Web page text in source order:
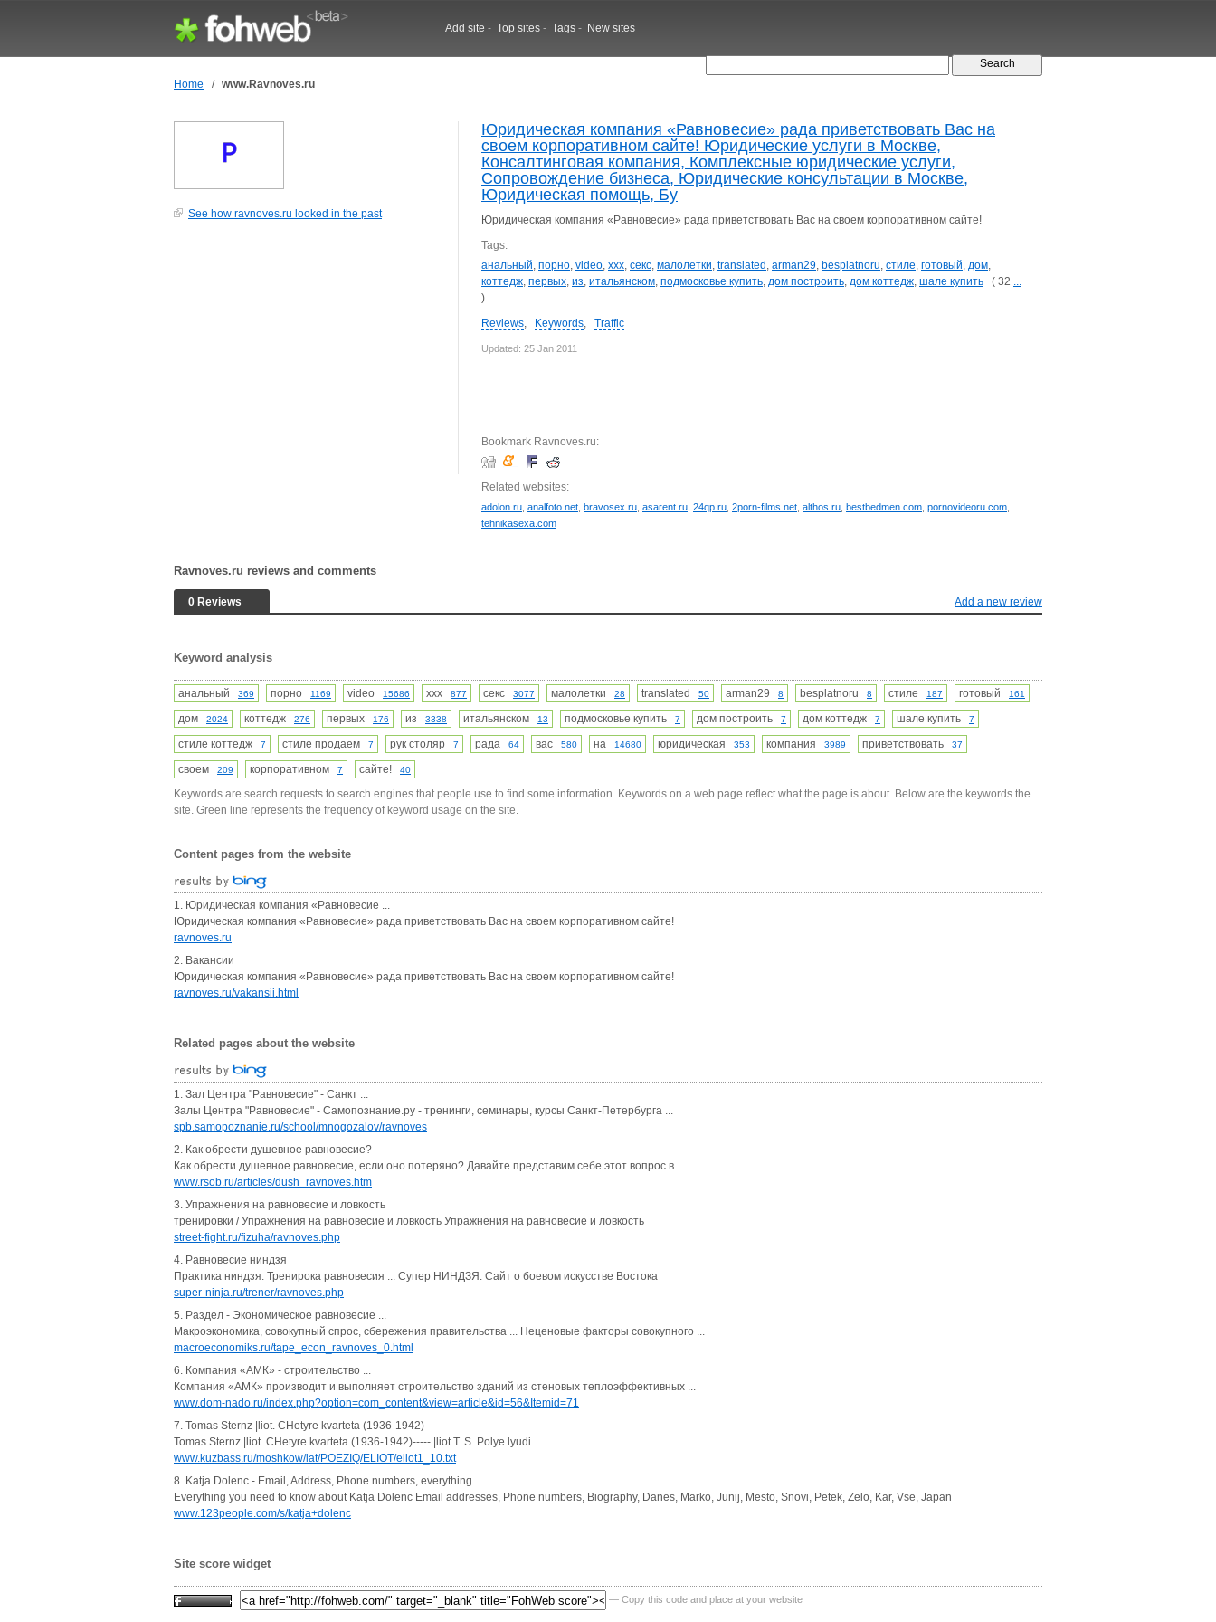
Add site - Top sites - Tags - New sites
Home / www.Ravnoves.ru
See how ravnoves.ru looked in the past
Юридическая компания «Равновесие» рада приветствовать Вас на
своем корпоративном сайте! Юридические услуги в Москве,
Консалтинговая компания, Комплексные юридические услуги,
Сопровождение бизнеса, Юридические консультации в Москве,
Юридическая помощь, Бу
Юридическая компания «Равновесие» рада приветствовать Вас на своем корпоративном сайте!
Tags:
анальный, порно, video, xxx, секс, малолетки, translated , arman29, besplatnoru, стиле, готовый, дом,
коттедж, первых, из, итальянском, подмосковье купить, дом построить, дом коттедж, шале купить ( 32 ...
)
Reviews, Keywords, Traffic
Updated: 25 Jan 2011
Bookmark Ravnoves.ru:
Related websites:
adolon.ru analfoto.net bravosex.ru asarent.ru 24qp.ru 2porn-films.net althos.ru bestbedmen.com pornovideoru.com
tehnikasexa.com
Ravnoves.ru reviews and comments
0 Reviews Add a new review
Keyword analysis
анальный 369 порно 1169 video 15686 xxx 877 секс 3077 малолетки 28 translated 50 arman29 8 besplatnoru 8 стиле 187 готовый 161
дом 2024 коттедж 276 первых 176 из 3338 итальянском 13 подмосковье купить 7 дом построить 7 дом коттедж 7 шале купить 7
стиле коттедж 7 стиле продаем 7 рук столяр 7 рада 64 вас 580 на 14680 юридическая 353 компания 3989 приветствовать 37
своем 209 корпоративном 7 сайте! 40
Keywords are search requests to search engines that people use to find some information. Keywords on a web page reflect what the page is about. Below are the keywords the
site. Green line represents the frequency of keyword usage on the site.
Content pages from the website
1. Юридическая компания «Равновесие ...
Юридическая компания «Равновесие» рада приветствовать Вас на своем корпоративном сайте!
ravnoves.ru
2. Вакансии
Юридическая компания «Равновесие» рада приветствовать Вас на своем корпоративном сайте!
ravnoves.ru/vakansii.html
Related pages about the website
1. Зал Центра "Равновесие" - Санкт ...
Залы Центра "Равновесие" - Самопознание.ру - тренинги, семинары, курсы Санкт-Петербурга ...
spb.samopoznanie.ru/school/mnogozalov/ravnoves
2. Как обрести душевное равновесие?
Как обрести душевное равновесие, если оно потеряно? Давайте представим себе этот вопрос в ...
www.rsob.ru/articles/dush_ravnoves.htm
3. Упражнения на равновесие и ловкость
тренировки / Упражнения на равновесие и ловкость Упражнения на равновесие и ловкость
street-fight.ru/fizuha/ravnoves.php
4. Равновесие ниндзя
Практика ниндзя. Тренирока равновесия ... Супер НИНДЗЯ. Сайт о боевом искусстве Востока
super-ninja.ru/trener/ravnoves.php
5. Раздел - Экономическое равновесие ...
Макроэкономика, совокупный спрос, сбережения правительства ... Неценовые факторы совокупного ...
macroeconomiks.ru/tape_econ_ravnoves_0.html
6. Компания «АМК» - строительство ...
Компания «АМК» производит и выполняет строительство зданий из стеновых теплоэффективных ...
www.dom-nado.ru/index.php?option=com_content&view=article&id=56&Itemid=71
7. Tomas Sternz |liot. CHetyre kvarteta (1936-1942)
Tomas Sternz |liot. CHetyre kvarteta (1936-1942)----- |liot T. S. Polye lyudi.
www.kuzbass.ru/moshkow/lat/POEZIQ/ELIOT/eliot1_10.txt
8. Katja Dolenc - Email, Address, Phone numbers, everything ...
Everything you need to know about Katja Dolenc Email addresses, Phone numbers, Biography, Danes, Marko, Junij, Mesto, Snovi, Petek, Zelo, Kar, Vse, Japan
www.123people.com/s/katja+dolenc
Site score widget
— Copy this code and place at your website